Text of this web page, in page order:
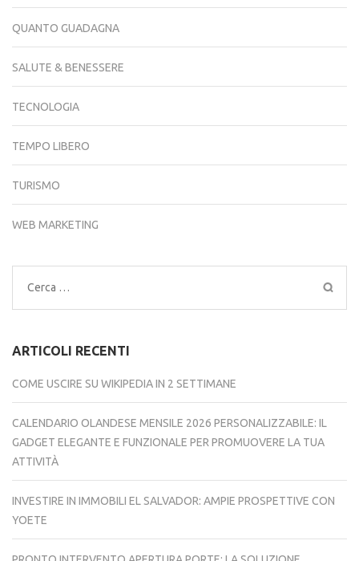
QUANTO GUADAGNA
SALUTE & BENESSERE
TECNOLOGIA
TEMPO LIBERO
TURISMO
WEB MARKETING
Ricerca
per:
ARTICOLI RECENTI
COME USCIRE SU WIKIPEDIA IN 2 SETTIMANE
CALENDARIO OLANDESE MENSILE 2026 PERSONALIZZABILE: IL
GADGET ELEGANTE E FUNZIONALE PER PROMUOVERE LA TUA
ATTIVITÀ
INVESTIRE IN IMMOBILI EL SALVADOR: AMPIE PROSPETTIVE CON
YOETE